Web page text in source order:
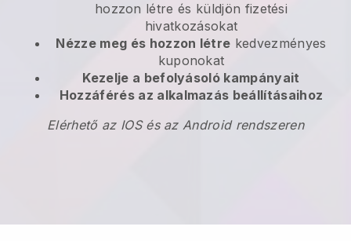
hozzon létre és küldjön fizetési
hivatkozásokat
Nézze meg és hozzon létre kedvezményes
kuponokat
Kezelje a befolyásoló kampányait
Hozzáférés az alkalmazás beállításaihoz
Elérhető az IOS és az Android rendszeren